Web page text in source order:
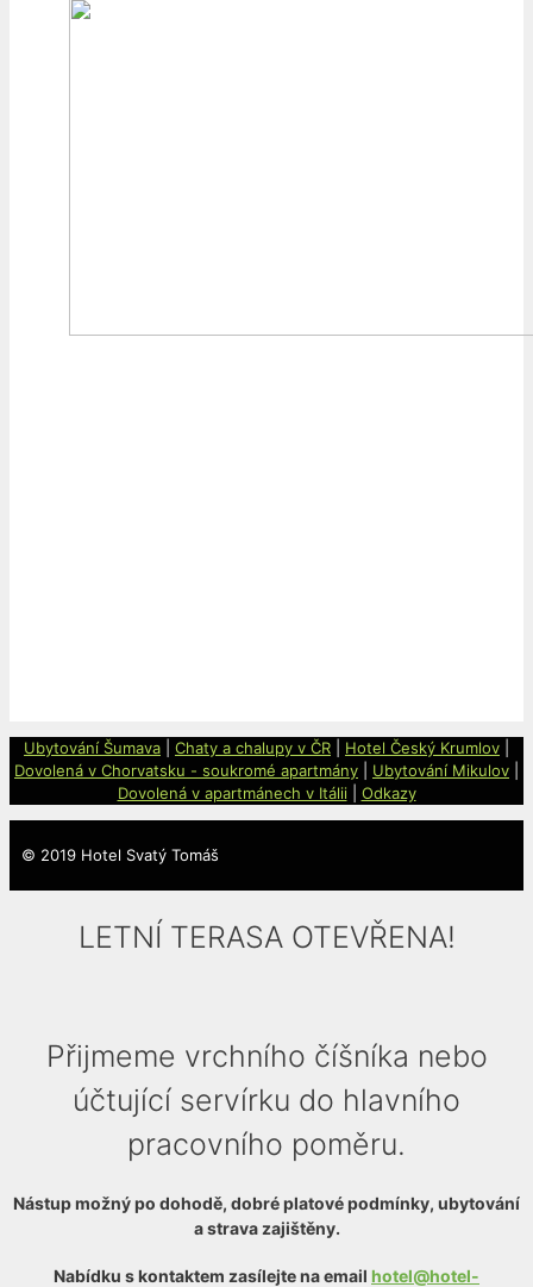
Ubytování Šumava Chaty a chalupy v ČR Hotel Český Krumlov
Dovolená v Chorvatsku - soukromé apartmány
Ubytování Mikulov
Dovolená v apartmánech v Itálii| Odkazy
© 2019 Hotel Svatý Tomáš
LETNÍ TERASA OTEVŘENA!
Přijmeme vrchního číšníka nebo
účtující servírku do hlavního
pracovního poměru.
Nástup možný po dohodě, dobré platové podmínky, ubytování
a strava zajištěny.
Nabídku s kontaktem zasílejte na email hotel@hotel-